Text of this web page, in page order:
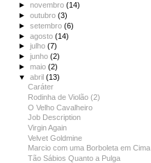
►novembro(14)
►outubro(3)
►setembro(6)
►agosto(14)
►julho(7)
►junho(2)
►maio(2)
▼abril(13)
Caráter
Rodinha de Violão (2)
O Velho Cavalheiro
Job Description
Virgin Again
Velvet Goldmine
Marcio com uma Borboleta em Cima
Tão Sábios Quanto a Pulga